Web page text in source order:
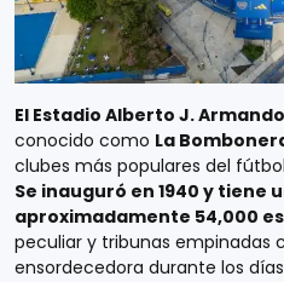
El Estadio Alberto J. Armando
conocido como La
clubes más populares del
Se inauguró en 1940 y tiene
aproximadamente 54,000
peculiar y tribunas empinadas
ensordecedora durante los